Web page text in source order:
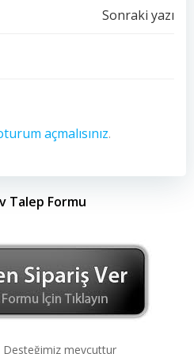
Sonraki yazı
açmalısınız.
Talep Formu
mevcuttur